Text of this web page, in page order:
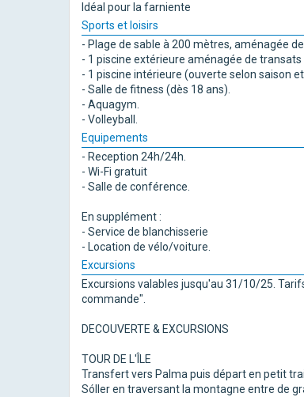
Idéal pour la farniente
Sports et loisirs
- Plage de sable à 200 mètres, aménagée
- 1 piscine extérieure aménagée de
- 1 piscine intérieure (ouverte selon saison
- Salle de fitness (dès 18 ans).
- Aquagym.
- Volleyball.
Equipements
- Reception 24h/24h.
- Wi-Fi gratuit
- Salle de conférence.
En supplément :
- Service de blanchisserie
- Location de vélo/voiture.
Excursions
Excursions valables jusqu'au 31/10/25.
commande".
DECOUVERTE & EXCURSIONS
TOUR DE L'ÎLE
Transfert vers Palma puis départ en petit
Sóller en traversant la montagne entre de